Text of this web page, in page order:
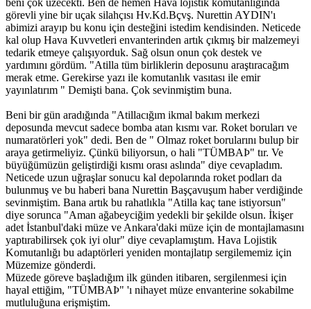
görevli yine bir uçak silahçısı Hv.Kd.Bçvş. Nurettin AYDIN'ı
abimizi arayıp bu konu için desteğini istedim kendisinden. Neticede
kal olup Hava Kuvvetleri envanterinden artık çıkmış bir malzemeyi
tedarik etmeye çalışıyorduk. Sağ olsun onun çok destek ve
yardımını gördüm. "Atilla tüm birliklerin deposunu araştıracağım
merak etme. Gerekirse yazı ile komutanlık vasıtası ile emir
yayınlatırım " Demişti bana. Çok sevinmiştim buna.
Beni bir gün aradığında "Atillacığım ikmal bakım merkezi
deposunda mevcut sadece bomba atan kısmı var. Roket boruları ve
numaratörleri yok" dedi. Ben de " Olmaz roket borularını bulup bir
araya getirmeliyiz. Çünkü biliyorsun, o hali "TÜMBAÞ" tır. Ve
büyüğümüzün geliştirdiği kısmı orası aslında" diye cevapladım.
Neticede uzun uğraşlar sonucu kal depolarında roket podları da
bulunmuş ve bu haberi bana Nurettin Başçavuşum haber verdiğinde
sevinmiştim. Bana artık bu rahatlıkla "Atilla kaç tane istiyorsun"
diye sorunca "Aman ağabeyciğim yedekli bir şekilde olsun. İkişer
adet İstanbul'daki müze ve Ankara'daki müze için de montajlamasını
yaptırabilirsek çok iyi olur" diye cevaplamıştım. Hava Lojistik
Komutanlığı bu adaptörleri yeniden montajlatıp sergilememiz için
Müzemize gönderdi.
Müzede göreve başladığım ilk günden itibaren, sergilenmesi için
hayal ettiğim, "TÜMBAÞ" 'ı nihayet müze envanterine sokabilme
mutluluğuna erişmiştim.